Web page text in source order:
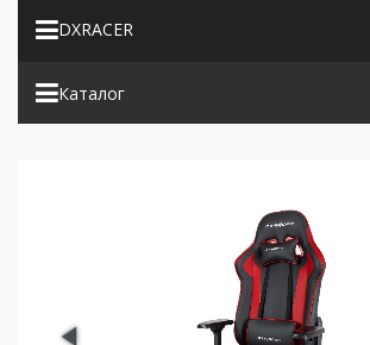
DXRACER
Каталог